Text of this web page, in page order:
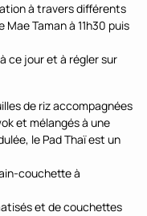
à travers différents
Taman à 11h30 puis
ce jour et à régler sur
de riz accompagnées
et mélangés à une
le Pad Thaï est un
couchette à
et de couchettes